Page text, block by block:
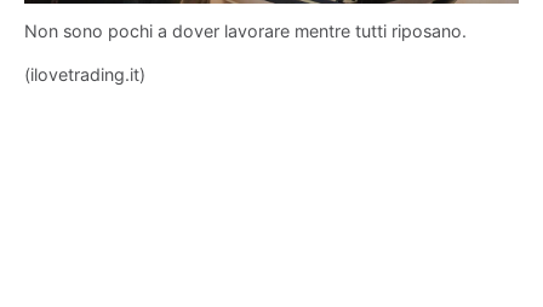
Non sono pochi a dover lavorare mentre tutti riposano.
(ilovetrading.it)